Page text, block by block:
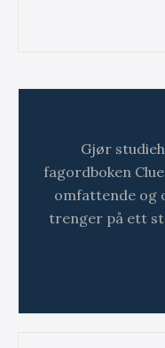
Gjør
fagordboken
omfattende og
trenger på ett